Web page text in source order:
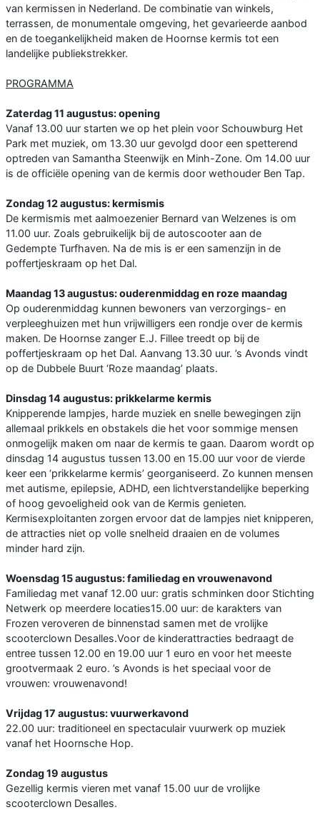
van kermissen in Nederland. De combinatie van winkels,
terrassen, de monumentale omgeving, het gevarieerde aanbod
en de toegankelijkheid maken de Hoornse kermis tot een
landelijke publiekstrekker.
PROGRAMMA
Zaterdag 11 augustus: opening
Vanaf 13.00 uur starten we op het plein voor Schouwburg Het
Park met muziek, om 13.30 uur gevolgd door een spetterend
optreden van Samantha Steenwijk en Minh-Zone. Om 14.00 uur
is de officiële opening van de kermis door wethouder Ben Tap.
Zondag 12 augustus: kermismis
De kermismis met aalmoezenier Bernard van Welzenes is om
11.00 uur. Zoals gebruikelijk bij de autoscooter aan de
Gedempte Turfhaven. Na de mis is er een samenzijn in de
poffertjeskraam op het Dal.
Maandag 13 augustus: ouderenmiddag en roze maandag
Op ouderenmiddag kunnen bewoners van verzorgings- en
verpleeghuizen met hun vrijwilligers een rondje over de kermis
maken. De Hoornse zanger E.J. Fillee treedt op bij de
poffertjeskraam op het Dal. Aanvang 13.30 uur. ’s Avonds vindt
op de Dubbele Buurt ‘Roze maandag’ plaats.
Dinsdag 14 augustus: prikkelarme kermis
Knipperende lampjes, harde muziek en snelle bewegingen zijn
allemaal prikkels en obstakels die het voor sommige mensen
onmogelijk maken om naar de kermis te gaan. Daarom wordt op
dinsdag 14 augustus tussen 13.00 en 15.00 uur voor de vierde
keer een ‘prikkelarme kermis’ georganiseerd. Zo kunnen mensen
met autisme, epilepsie, ADHD, een lichtverstandelijke beperking
of hoog gevoeligheid ook van de Kermis genieten.
Kermisexploitanten zorgen ervoor dat de lampjes niet knipperen,
de attracties niet op volle snelheid draaien en de volumes
minder hard zijn.
Woensdag 15 augustus: familiedag en vrouwenavond
Familiedag met vanaf 12.00 uur: gratis schminken door Stichting
Netwerk op meerdere locaties15.00 uur: de karakters van
Frozen veroveren de binnenstad samen met de vrolijke
scooterclown Desalles.Voor de kinderattracties bedraagt de
entree tussen 12.00 en 19.00 uur 1 euro en voor het meeste
grootvermaak 2 euro. ’s Avonds is het speciaal voor de
vrouwen: vrouwenavond!
Vrijdag 17 augustus: vuurwerkavond
22.00 uur: traditioneel en spectaculair vuurwerk op muziek
vanaf het Hoornsche Hop.
Zondag 19 augustus
Gezellig kermis vieren met vanaf 15.00 uur de vrolijke
scooterclown Desalles.